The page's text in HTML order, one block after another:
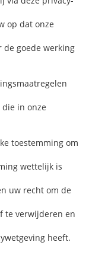
op dat onze
goede werking
in onze
toestemming om
wettelijk is
uw recht om de
te verwijderen en
heeft.